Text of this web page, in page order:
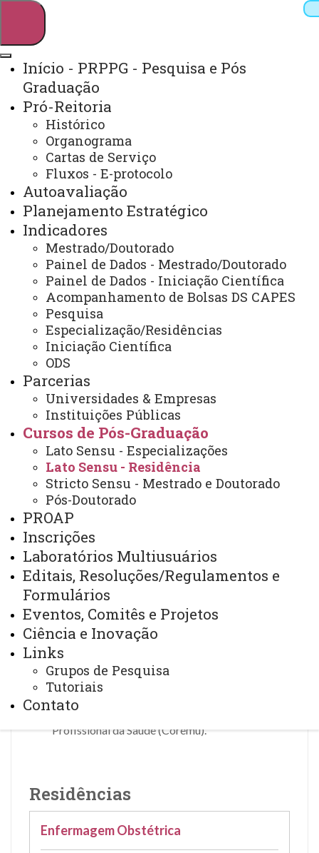
Webmail Sistemas
Arquivo Virtual
Campus
Início - PRPPG - Pesquisa e Pós
Graduação
Pró-Reitoria
Histórico
Organograma
Cartas de Serviço
Fluxos - E-protocolo
Autoavaliação
Planejamento Estratégico
Indicadores
Mestrado/Doutorado
Painel de Dados - Mestrado/Doutorado
Painel de Dados - Iniciação Científica
Acompanhamento de Bolsas DS CAPES
Pesquisa
Especialização/Residências
Iniciação Científica
ODS
Parcerias
Universidades & Empresas
Instituições Públicas
Cursos de Pós-Graduação
Lato Sensu - Especializações
Lato Sensu - Residência
Stricto Sensu - Mestrado e Doutorado
Pós-Doutorado
PROAP
Inscrições
Laboratórios Multiusuários
Editais, Resoluções/Regulamentos e
Formulários
Eventos, Comitês e Projetos
Ciência e Inovação
Links
Grupos de Pesquisa
Tutoriais
Contato
graduação
Inscrições na Pós-
graduação
Projetos e Grupos de
Pesquisa
Editais
de Dados - Mestrado e Doutorado
Residência em Enfermagem
Resoluções
Resolução 052/2011-CEPE
Regulamento do Programa de Residência em
Enfermagem, do Centro de Ciências Biológicas e
da Saúde, do campus de Cascavel.
Resolução 089/2016-CEPE
Regulamento da Comissão de Residência
Multiprofissional em Saúde ou em Área
Profissional da Saúde (Coremu).
Residências
Enfermagem Obstétrica